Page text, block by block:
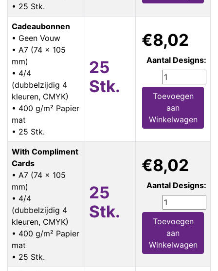
• 25 Stk.
Cadeaubonnen
• Geen Vouw
• A7 (74 x 105
mm)
• 4/4
(dubbelzijdig 4
kleuren, CMYK)
• 400 g/m² Papier
mat
• 25 Stk.
25
Stk.
€8,02
Aantal Designs:
Toevoegen
aan
Winkelwagen
With Compliment
Cards
• A7 (74 x 105
mm)
• 4/4
(dubbelzijdig 4
kleuren, CMYK)
• 400 g/m² Papier
mat
• 25 Stk.
25
Stk.
€8,02
Aantal Designs:
Toevoegen
aan
Winkelwagen